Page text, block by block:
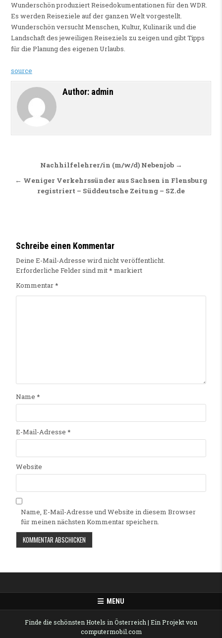
Wunderschön produziert Reisedokumentationen für den WDR.
Es werden Reiseziele auf der ganzen Welt vorgestellt.
Wunderschön versucht Menschen, Kultur, Kulinarik und die
Landschaft des jeweiligen Reiseziels zu zeigen und gibt Tipps
für die Planung des eigenen Urlaubs.
source
Author: admin
Beitragsnavigation
Nachhilfelehrer/in (m/w/d) Nebenjob →
← Weniger Verkehrssünder aus Sachsen in Flensburg
registriert – Süddeutsche Zeitung – SZ.de
Schreibe einen Kommentar
Deine E-Mail-Adresse wird nicht veröffentlicht.
Erforderliche Felder sind mit* markiert
Kommentar*
Name *
E-Mail-Adresse *
Website
Name, E-Mail-Adresse und Website in diesem Browser
für meinen nächsten Kommentar speichern.
MENU
Finde die schönsten Hotels in Österreich | Ein Projekt von
computermobil.com